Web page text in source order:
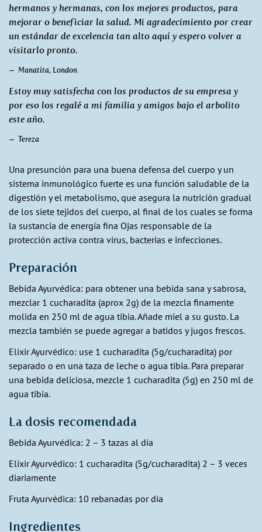
hermanos y hermanas, con los mejores productos, para
mejorar o beneficiar la salud. Mi agradecimiento por crear
un estándar de excelencia tan alto aquí y espero volver a
visitarlo pronto.
Manatita, London
Estoy muy satisfecha con los productos de su empresa y
por eso los regalé a mi familia y amigos bajo el arbolito
este año.
Tereza
Una presunción para una buena defensa del cuerpo y un
sistema inmunológico fuerte es una función saludable de la
digestión y el metabolismo, que asegura la nutrición gradual
de los siete tejidos del cuerpo, al final de los cuales se forma
la sustancia de energía fina Ojas responsable de la
protección activa contra virus, bacterias e infecciones.
Preparación
Bebida Ayurvédica: para obtener una bebida sana y sabrosa,
mezclar 1 cucharadita (aprox 2g) de la mezcla finamente
molida en 250 ml de agua tibia. Añade miel a su gusto. La
mezcla también se puede agregar a batidos y jugos frescos.
Elixir Ayurvédico: use 1 cucharadita (5g/cucharadita) por
separado o en una taza de leche o agua tibia. Para preparar
una bebida deliciosa, mezcle 1 cucharadita (5g) en 250 ml de
agua tibia.
La dosis recomendada
Bebida Ayurvédica: 2 – 3 tazas al día
Elixir Ayurvédico: 1 cucharadita (5g/cucharadita) 2 – 3 veces
diariamente
Fruta Ayurvédica: 10 rebanadas por día
Ingredientes